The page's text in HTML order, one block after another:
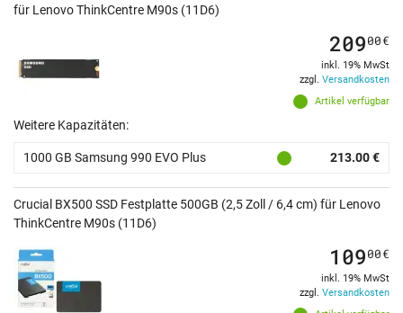
für Lenovo ThinkCentre M90s (11D6)
Artikel verfügbar
20900€
inkl. 19% MwSt
zzgl. Versandkosten
Weitere Kapazitäten:
1000 GB Samsung 990 EVO Plus 213.00 €
Crucial BX500 SSD Festplatte 500GB (2,5 Zoll / 6,4 cm) für Lenovo
ThinkCentre M90s (11D6)
10900€
inkl. 19% MwSt
zzgl. Versandkosten